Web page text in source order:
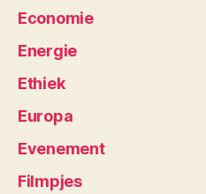
Economie
Energie
Ethiek
Europa
Evenement
Filmpjes